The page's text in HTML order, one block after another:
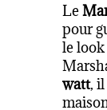
Le
pour
le
watt,